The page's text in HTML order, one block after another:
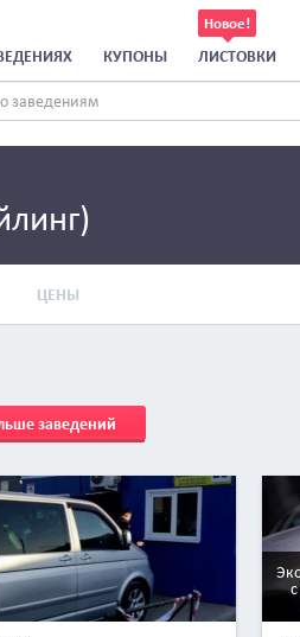
КУПОНЫ ЛИСТОВКИ
ЦЕНЫ
заведений